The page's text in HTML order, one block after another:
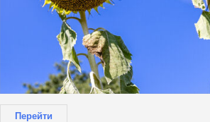
Перейти